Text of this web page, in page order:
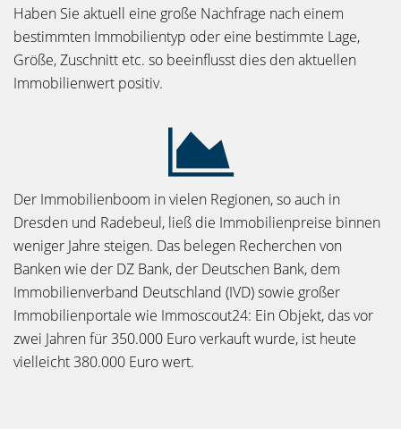
Haben Sie aktuell eine große Nachfrage nach einem
bestimmten Immobilientyp oder eine bestimmte Lage,
Größe, Zuschnitt etc. so beeinflusst dies den aktuellen
Immobilienwert positiv.
Der Immobilienboom in vielen Regionen, so auch in
Dresden und Radebeul, ließ die Immobilienpreise binnen
weniger Jahre steigen. Das belegen Recherchen von
Banken wie der DZ Bank, der Deutschen Bank, dem
Immobilienverband Deutschland (IVD) sowie großer
Immobilienportale wie Immoscout24: Ein Objekt, das vor
zwei Jahren für 350.000 Euro verkauft wurde, ist heute
vielleicht 380.000 Euro wert.